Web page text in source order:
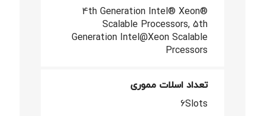
4th Generation Intel® Xeon®
Scalable Processors, 5th
Generation Intel@Xeon Scalable
Prcessors
تعداد اسلات مموری
6Slots